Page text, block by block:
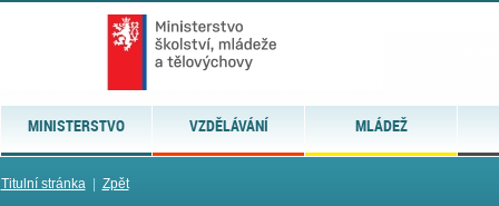
MINISTERSTVO VZDĚLÁVÁNÍ MLÁDEŽ
Titulní stránka| Zpět